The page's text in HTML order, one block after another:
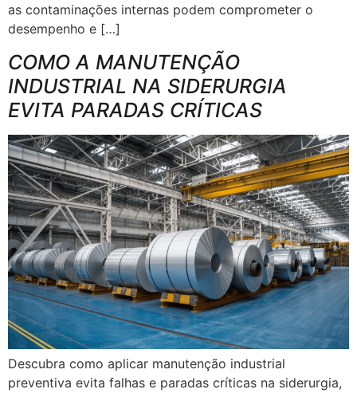
as contaminações internas podem comprometer o
desempenho e […]
COMO A MANUTENÇÃO
INDUSTRIAL NA SIDERURGIA
EVITA PARADAS CRÍTICAS
Descubra como aplicar manutenção industrial
preventiva evita falhas e paradas críticas na siderurgia,